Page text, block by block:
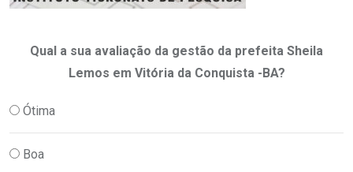
Qual a sua avaliação da gestão da prefeita Sheila
Lemos em Vitória da Conquista -BA?
Ótima
Boa